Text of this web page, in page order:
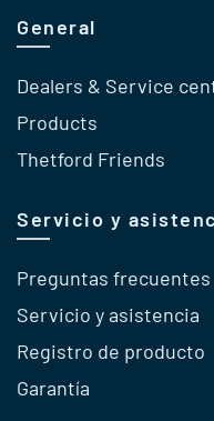
General
Dealers & Service
Products
Thetford Friends
Servicio y
Preguntas frecuentes
Servicio y asistencia
Registro de producto
Garantía